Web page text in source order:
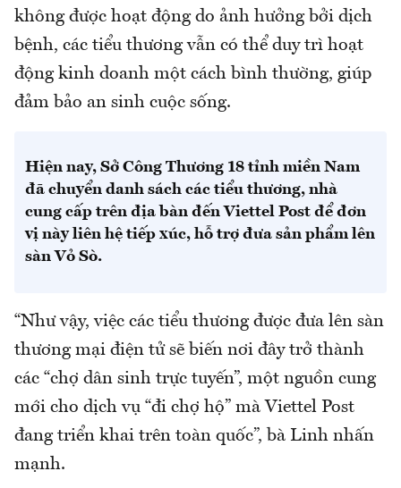
không được hoạt động do ảnh hưởng bởi dịch
bệnh, các tiểu thương vẫn có thể duy trì hoạt
động kinh doanh một cách bình thường, giúp
đảm bảo an sinh cuộc sống.
Hiện nay, Sở Công Thương 18 tỉnh miền Nam
đã chuyển danh sách các tiểu thương, nhà
cung cấp trên địa bàn đến Viettel Post để đơn
vị này liên hệ tiếp xúc, hỗ trợ đưa sản phẩm lên
sàn Vỏ Sò.
“Như vậy, việc các tiểu thương được đưa lên sàn
thương mại điện tử sẽ biến nơi đây trở thành
các “chợ dân sinh trực tuyến”, một nguồn cung
mới cho dịch vụ “đi chợ hộ” mà Viettel Post
đang triển khai trên toàn quốc”, bà Linh nhấn
mạnh.